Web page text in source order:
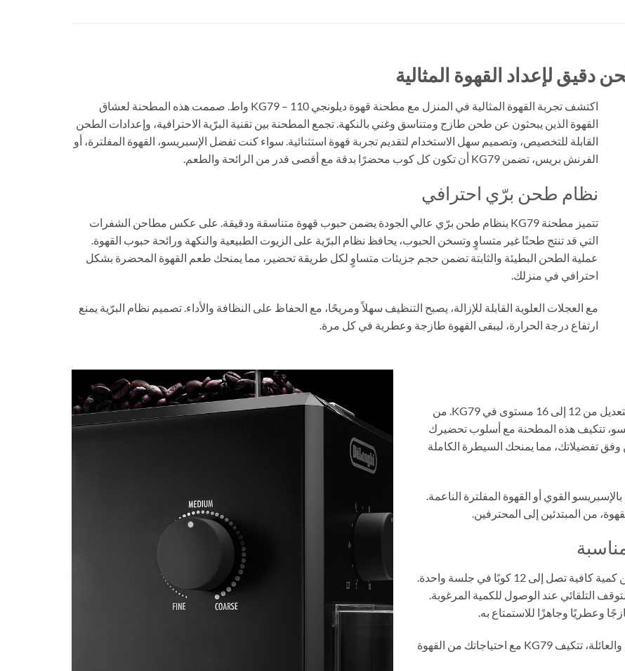
دقيق لإعداد القهوة المثالية
اكتشف تجربة القهوة المثالية في المنزل مع مطحنة قهوة ديلونجي KG79 – 110 واط. صممت هذه المطحنة لعشاق
القهوة الذين يبحثون عن طحن طازج ومتناسق وغني بالنكهة. تجمع المطحنة بين تقنية البرّية الاحترافية، وإعدادات الطحن
القابلة للتخصيص، وتصميم سهل الاستخدام لتقديم تجربة قهوة استثنائية. سواء كنت تفضل الإسبريسو، القهوة المفلترة، أو
الفرنش بريس، تضمن KG79 أن تكون كل كوب محضرًا بدقة مع أقصى قدر من الرائحة والطعم.
نظام طحن برّي احترافي
تتميز مطحنة KG79 بنظام طحن برّي عالي الجودة يضمن حبوب قهوة متناسقة ودقيقة. على عكس مطاحن الشفرات
التي قد تنتج طحنًا غير متساوٍ وتسخن الحبوب، يحافظ نظام البرّية على الزيوت الطبيعية والنكهة ورائحة حبوب القهوة.
عملية الطحن البطيئة والثابتة تضمن حجم جزيئات متساوٍ لكل طريقة تحضير، مما يمنحك طعم القهوة المحضرة بشكل
احترافي في منزلك.
مع العجلات العلوية القابلة للإزالة، يصبح التنظيف سهلاً ومريحًا، مع الحفاظ على النظافة والأداء. تصميم نظام البرّية يمنع
ارتفاع درجة الحرارة، ليبقى القهوة طازجة وعطرية في كل مرة.
خصص قهوتك حسب رغبتك مع إعدادات الطحن القابلة للتعديل من 12 إلى 16 مستوى في KG79. من
تتكيف هذه المطحنة مع أسلوب تحضيرك
تفضيلاتك، مما يمنحك السيطرة الكاملة
القوي أو القهوة المفلترة الناعمة.
تأتي KG79 مع حاوية حبوب بسعة 120 جرام، تكفي لطحن كمية كافية تصل إلى 12 كوبًا في جلسة واحدة.
التلقائي عند الوصول للكمية المرغوبة.
وعطريًا وجاهزًا للاستمتاع به.
سواء كنت تحضر كوبًا صباحيًا واحدًا أو تستضيف الأصدقاء والعائلة، تتكيف KG79 مع احتياجاتك من القهوة